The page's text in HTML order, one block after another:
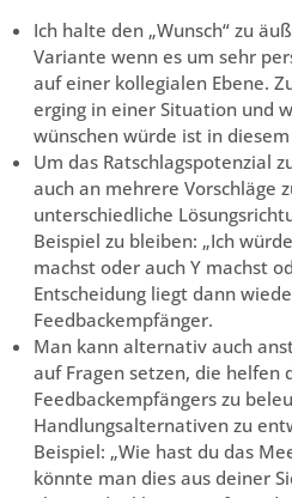
Ich halte den „Wunsch“ zu
Variante wenn es um sehr
auf einer kollegialen Ebene.
erging in einer Situation und
wünschen würde ist in
Um das Ratschlagspotenzial
auch an mehrere Vorschläge
unterschiedliche
Beispiel zu bleiben: „Ich
machst oder auch Y machst
Entscheidung liegt dann
Feedbackempfänger.
Man kann alternativ auch
auf Fragen setzen, die helfen
Feedbackempfängers zu
Handlungsalternativen zu
Beispiel: „Wie hast du das
könnte man dies aus deiner